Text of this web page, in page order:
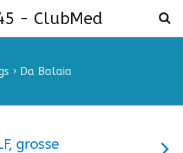
- ClubMed
› Da Balaia
grosse